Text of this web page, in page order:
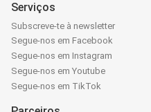
Serviços
Subscreve-te à newsletter
Segue-nos em Facebook
Segue-nos em Instagram
Segue-nos em Youtube
Segue-nos em TikTok